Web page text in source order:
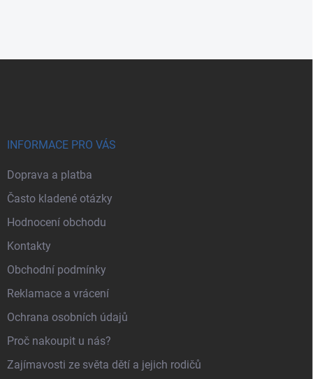
INFORMACE PRO VÁS
Doprava a platba
Často kladené otázky
Hodnocení obchodu
Kontakty
Obchodní podmínky
Reklamace a vrácení
Ochrana osobních údajů
Proč nakoupit u nás?
Zajímavosti ze světa dětí a jejich rodičů